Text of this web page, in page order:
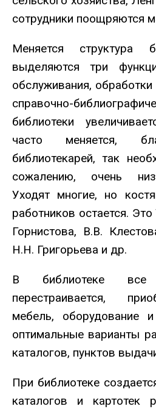
сотрудники поощряются
Меняется структура
выделяются три
обслуживания,
справочно-
библиотеки
часто меняется,
библиотекарей, так
сожалению, очень
Уходят многие, но
работников остается.
Горнистова, В.В.
Н.Н. Григорьева и др.
В библиотеке
перестраивается,
мебель, оборудование
оптимальные варианты
каталогов, пунктов
При библиотеке
каталогов и картотек